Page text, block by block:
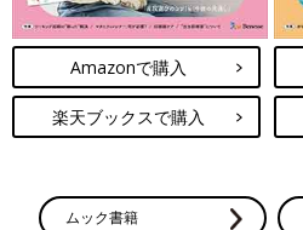
Amazonで購入
楽天ブックスで購入
ムック書籍